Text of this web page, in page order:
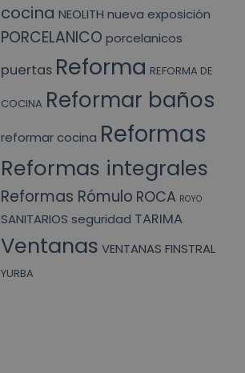
cocina NEOLITH nueva exposición
PORCELANICO porcelanicos
puertas Reforma REFORMA DE
COCINA Reformar baños
reformar cocina Reformas
Reformas integrales
Reformas Rómulo ROCA ROYO
SANITARIOS seguridad TARIMA
Ventanas VENTANAS FINSTRAL
YURBA